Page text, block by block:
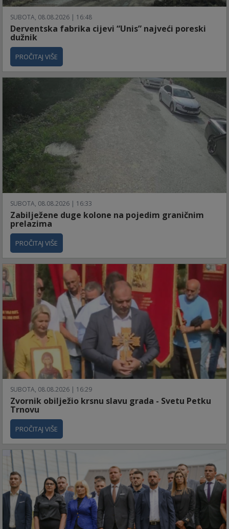
SUBOTA, 08.08.2026 | 16:48
Derventska fabrika cijevi “Unis” najveći poreski
dužnik
PROČITAJ VIŠE
SUBOTA, 08.08.2026 | 16:33
Zabilježene duge kolone na pojedim graničnim
prelazima
PROČITAJ VIŠE
SUBOTA, 08.08.2026 | 16:29
Zvornik obilježio krsnu slavu grada - Svetu Petku
Trnovu
PROČITAJ VIŠE